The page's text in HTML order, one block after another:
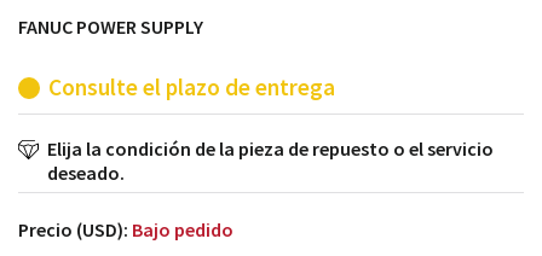
FANUC POWER SUPPLY
Consulte el plazo de entrega
Elija la condición de la pieza de repuesto o el servicio
deseado.
Precio (USD): Bajo pedido